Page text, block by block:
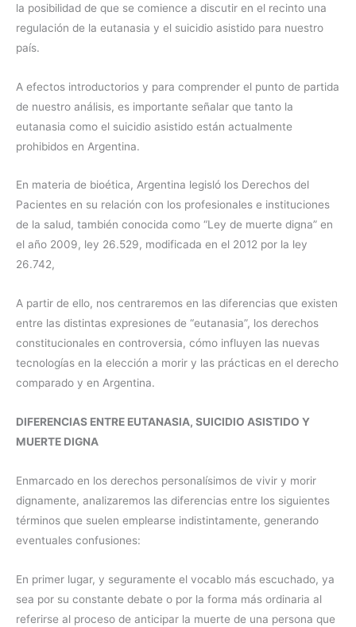
la posibilidad de que se comience a discutir en el recinto una
regulación de la eutanasia y el suicidio asistido para nuestro
país.
A efectos introductorios y para comprender el punto de partida
de nuestro análisis, es importante señalar que tanto la
eutanasia como el suicidio asistido están actualmente
prohibidos en Argentina.
En materia de bioética, Argentina legisló los Derechos del
Pacientes en su relación con los profesionales e instituciones
de la salud, también conocida como “Ley de muerte digna” en
el año 2009, ley 26.529, modificada en el 2012 por la ley
26.742,
A partir de ello, nos centraremos en las diferencias que existen
entre las distintas expresiones de “eutanasia”, los derechos
constitucionales en controversia, cómo influyen las nuevas
tecnologías en la elección a morir y las prácticas en el derecho
comparado y en Argentina.
DIFERENCIAS ENTRE EUTANASIA, SUICIDIO ASISTIDO Y
MUERTE DIGNA
Enmarcado en los derechos personalísimos de vivir y morir
dignamente, analizaremos las diferencias entre los siguientes
términos que suelen emplearse indistintamente, generando
eventuales confusiones:
En primer lugar, y seguramente el vocablo más escuchado, ya
sea por su constante debate o por la forma más ordinaria al
referirse al proceso de anticipar la muerte de una persona que